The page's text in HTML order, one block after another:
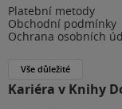
Platební metody
Obchodní podmínky
Ochrana osobních
Vše důležité
Kariéra v Knihy